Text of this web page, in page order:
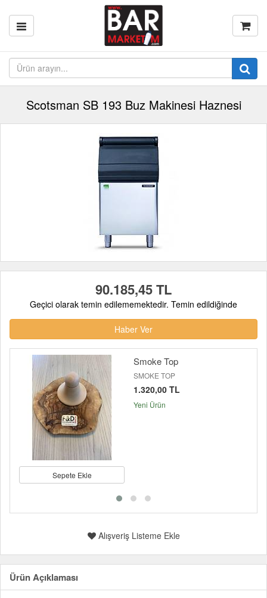
Scotsman SB 193 Buz Makinesi Haznesi
90.185,45 TL
Geçici olarak temin edilememektedir. Temin edildiğinde
Haber Ver
Sepete Ekle
Smoke Top
SMOKE TOP
1.320,00 TL
Yeni Ürün
Alışveriş Listeme Ekle
Ürün Açıklaması